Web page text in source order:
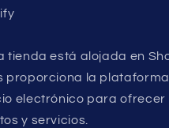
tienda está alojada en
proporciona la
electrónico para ofrecer
y servicios.